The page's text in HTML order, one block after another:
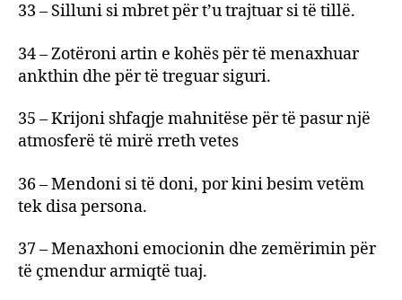
33 – Silluni si mbret për t’u trajtuar si të tillë.
34 – Zotëroni artin e kohës për të menaxhuar
ankthin dhe për të treguar siguri.
35 – Krijoni shfaqje mahnitëse për të pasur një
atmosferë të mirë rreth vetes
36 – Mendoni si të doni, por kini besim vetëm
tek disa persona.
37 – Menaxhoni emocionin dhe zemërimin për
të çmendur armiqtë tuaj.